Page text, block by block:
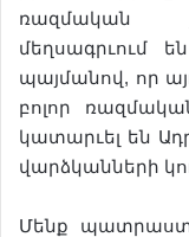
ռազմական
մեղսագրւում
պայմանով, որ
բոլոր
կատարւել են
վարձկանների
Մենք